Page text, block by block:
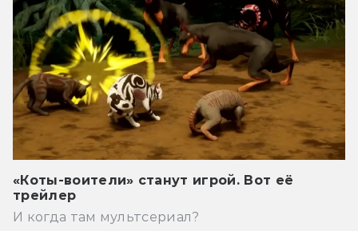
«Коты-воители» станут игрой. Вот её
трейлер
И когда там мультсериал?